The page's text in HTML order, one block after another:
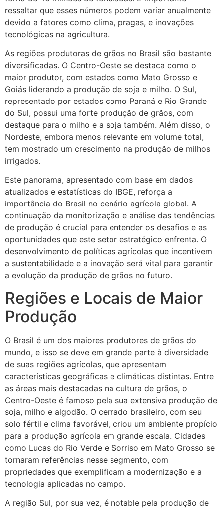
ressaltar que esses números podem variar anualmente
devido a fatores como clima, pragas, e inovações
tecnológicas na agricultura.
As regiões produtoras de grãos no Brasil são bastante
diversificadas. O Centro-Oeste se destaca como o
maior produtor, com estados como Mato Grosso e
Goiás liderando a produção de soja e milho. O Sul,
representado por estados como Paraná e Rio Grande
do Sul, possui uma forte produção de grãos, com
destaque para o milho e a soja também. Além disso, o
Nordeste, embora menos relevante em volume total,
tem mostrado um crescimento na produção de milhos
irrigados.
Este panorama, apresentado com base em dados
atualizados e estatísticas do IBGE, reforça a
importância do Brasil no cenário agrícola global. A
continuação da monitorização e análise das tendências
de produção é crucial para entender os desafios e as
oportunidades que este setor estratégico enfrenta. O
desenvolvimento de políticas agrícolas que incentivem
a sustentabilidade e a inovação será vital para garantir
a evolução da produção de grãos no futuro.
Regiões e Locais de Maior
Produção
O Brasil é um dos maiores produtores de grãos do
mundo, e isso se deve em grande parte à diversidade
de suas regiões agrícolas, que apresentam
características geográficas e climáticas distintas. Entre
as áreas mais destacadas na cultura de grãos, o
Centro-Oeste é famoso pela sua extensiva produção de
soja, milho e algodão. O cerrado brasileiro, com seu
solo fértil e clima favorável, criou um ambiente propício
para a produção agrícola em grande escala. Cidades
como Lucas do Rio Verde e Sorriso em Mato Grosso se
tornaram referências nesse segmento, com
propriedades que exemplificam a modernização e a
tecnologia aplicadas no campo.
A região Sul, por sua vez, é notable pela produção de